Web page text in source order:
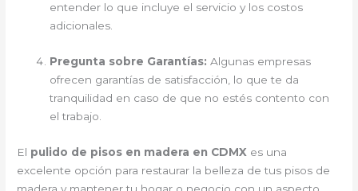
entender lo que incluye el servicio y los costos
adicionales.
Pregunta sobre Garantías: Algunas empresas
ofrecen garantías de satisfacción, lo que te da
tranquilidad en caso de que no estés contento con
el trabajo.
El pulido de pisos en madera en CDMX es una
excelente opción para restaurar la belleza de tus pisos de
madera y mantener tu hogar o negocio con un aspecto